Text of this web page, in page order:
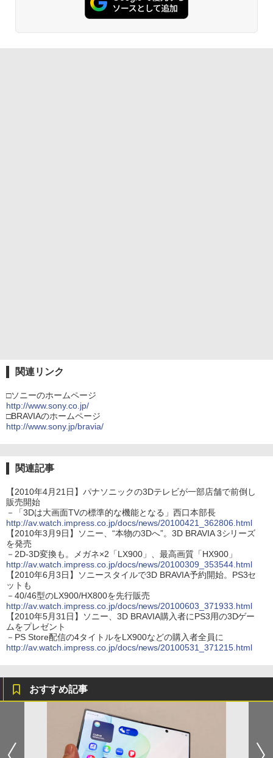
関連リンク
□ソニーのホームページ
http://www.sony.co.jp/
□BRAVIAのホームページ
http://www.sony.jp/bravia/
関連記事
【2010年4月21日】パナソニックの3Dテレビが一部店舗で前倒し
販売開始
－「3Dは大画面TVの標準的な機能となる」西口本部長
http://av.watch.impress.co.jp/docs/news/20100421_362806.html
【2010年3月9日】ソニー、“本物の3Dへ”。3D BRAVIA 3シリーズ
を発売
－2D-3D変換も。メガネ×2「LX900」、最高画質「HX900」
http://av.watch.impress.co.jp/docs/news/20100309_353544.html
【2010年6月3日】ソニースタイルで3D BRAVIA予約開始。PS3セ
ットも
－40/46型のLX900/HX800を先行販売
http://av.watch.impress.co.jp/docs/news/20100603_371933.html
【2010年5月31日】ソニー、3D BRAVIA購入者にPS3用の3Dゲー
ムをプレゼント
－PS Store配信の4タイトルをLX900などの購入者全員に
http://av.watch.impress.co.jp/docs/news/20100531_371215.html
おすすめ記事